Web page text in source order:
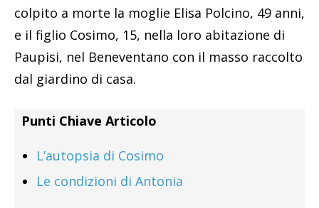
colpito a morte la moglie Elisa Polcino, 49 anni,
e il figlio Cosimo, 15, nella loro abitazione di
Paupisi, nel Beneventano con il masso raccolto
dal giardino di casa.
Punti Chiave Articolo
L’autopsia di Cosimo
Le condizioni di Antonia